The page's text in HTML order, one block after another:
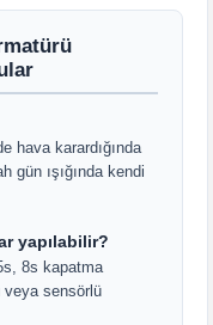
hava karardığında
gün ışığında kendi
yapılabilir?
8s kapatma
veya sensörlü